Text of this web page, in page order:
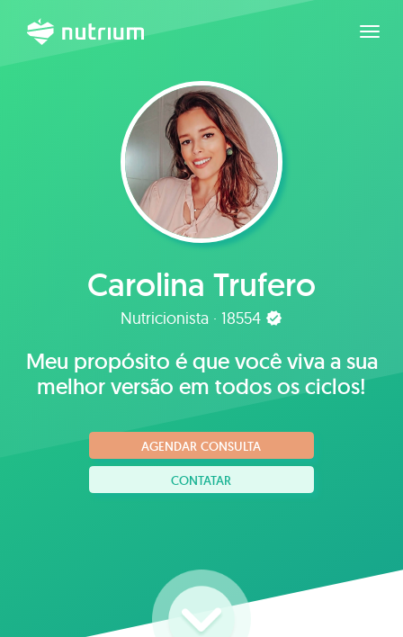
Carolina Trufero
Nutricionista · 18554
Meu propósito é que você viva a sua
melhor versão em todos os ciclos!
AGENDAR CONSULTA
CONTATAR